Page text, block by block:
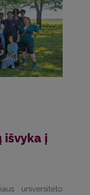
išvyka į
universiteto